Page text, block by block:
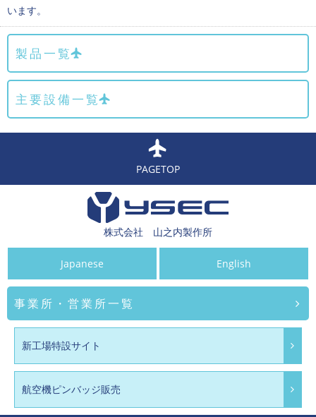
います。
製品一覧
主要設備一覧
PAGETOP
株式会社 山之内製作所
Japanese English
事業所・営業所一覧
新工場特設サイト
航空機ピンバッジ販売